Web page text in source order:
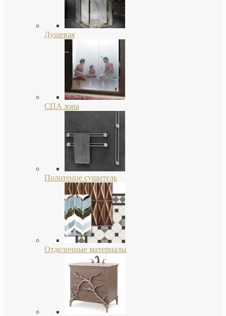
Душевая
СПА зона
Полотенце сушитель
Отделочные материалы